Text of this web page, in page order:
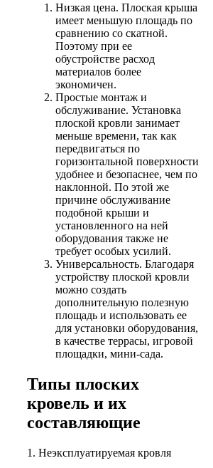
Низкая цена. Плоская крыша
имеет меньшую площадь по
сравнению со скатной.
Поэтому при ее
обустройстве расход
материалов более
экономичен.
Простые монтаж и
обслуживание. Установка
плоской кровли занимает
меньше времени, так как
передвигаться по
горизонтальной поверхности
удобнее и безопаснее, чем по
наклонной. По этой же
причине обслуживание
подобной крыши и
установленного на ней
оборудования также не
требует особых усилий.
Универсальность. Благодаря
устройству плоской кровли
можно создать
дополнительную полезную
площадь и использовать ее
для установки оборудования,
в качестве террасы, игровой
площадки, мини-сада.
Типы плоских
кровель и их
составляющие
1. Неэксплуатируемая кровля